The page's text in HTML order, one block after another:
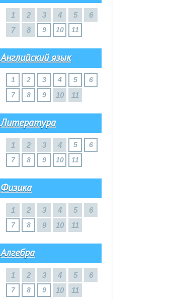
1 2 3 4 5
6
7
8 9 10 11
Английский язык
1 2 3 4 5
6
7
8 9 10 11
Литература
1 2 3 4 5
6
7
8 9 10 11
Физика
1 2 3 4 5 6
7 8 9 10 11
Алгебра
1 2 3 4 5 6
7 8 9 10 11